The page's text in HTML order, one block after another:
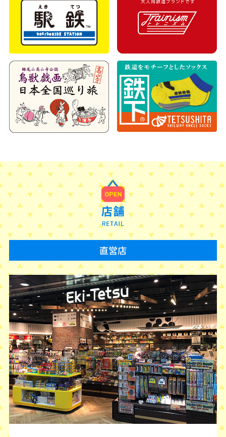
直営店